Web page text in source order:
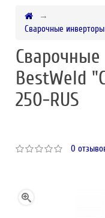
Сварочные
BestWeld
250-RUS
0